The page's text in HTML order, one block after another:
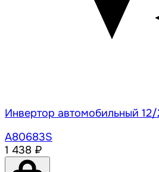
Инвертор автомобильный
A80683S
1 438 ₽